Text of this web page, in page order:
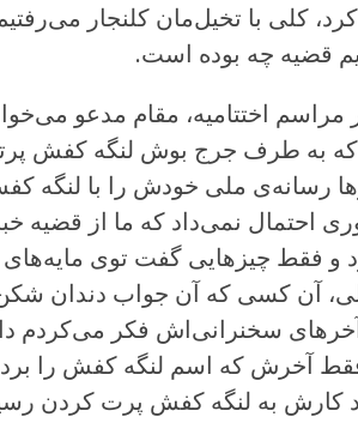
کلی با تخیل‌مان کلنجار
قضیه چه بوده است.
مراسم اختتامیه، مقام مدعو
به طرف جرج بوش لنگه کفش
رسانه‌ی ملی خودش را با لنگه
احتمال نمی‌داد که ما از قضیه
و فقط چیزهایی گفت توی
آن کسی که آن جواب دندان شکن
سخنرانی‌اش فکر می‌کردم
آخرش که اسم لنگه کفش را
کارش به لنگه کفش پرت کردن